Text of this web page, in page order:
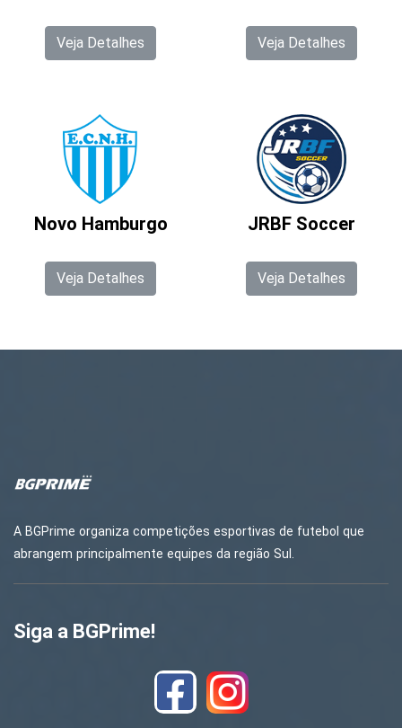
Veja Detalhes Veja Detalhes
Novo Hamburgo
Veja Detalhes
JRBF Soccer
Veja Detalhes
A BGPrime organiza competições esportivas de futebol que
abrangem principalmente equipes da região Sul.
Siga a BGPrime!